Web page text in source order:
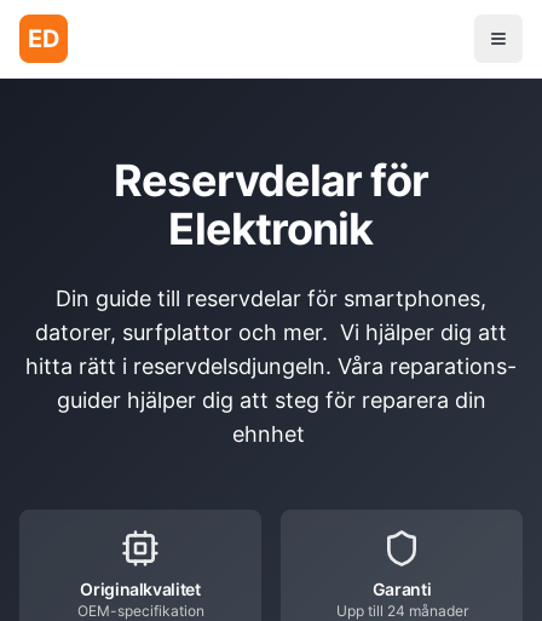
ED
Reservdelar för
Elektronik
Din guide till reservdelar för smartphones,
datorer, surfplattor och mer. Vi hjälper dig att
hitta rätt i reservdelsdjungeln. Våra reparations-
guider hjälper dig att steg för reparera din
ehnhet
Originalkvalitet
OEM-specifikation
Garanti
Upp till 24 månader